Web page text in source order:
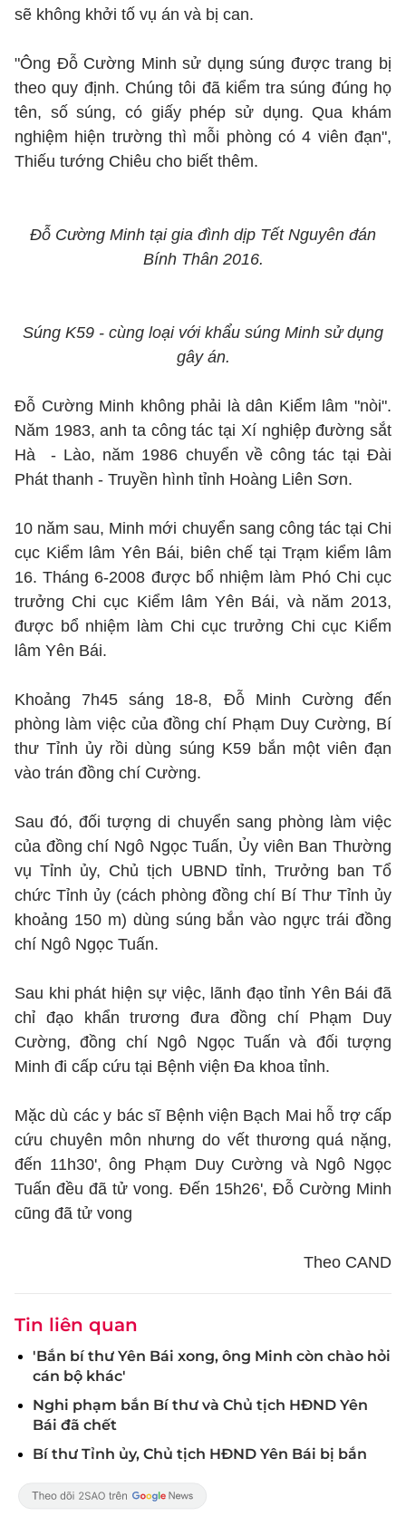
sẽ không khởi tố vụ án và bị can.
"Ông Đỗ Cường Minh sử dụng súng được trang bị
theo quy định. Chúng tôi đã kiểm tra súng đúng họ
tên, số súng, có giấy phép sử dụng. Qua khám
nghiệm hiện trường thì mỗi phòng có 4 viên đạn",
Thiếu tướng Chiêu cho biết thêm.
Đỗ Cường Minh tại gia đình dịp Tết Nguyên đán
Bính Thân 2016.
Súng K59 - cùng loại với khẩu súng Minh sử dụng
gây án.
Đỗ Cường Minh không phải là dân Kiểm lâm "nòi".
Năm 1983, anh ta công tác tại Xí nghiệp đường sắt
Hà - Lào, năm 1986 chuyển về công tác tại Đài
Phát thanh - Truyền hình tỉnh Hoàng Liên Sơn.
10 năm sau, Minh mới chuyển sang công tác tại Chi
cục Kiểm lâm Yên Bái, biên chế tại Trạm kiểm lâm
16. Tháng 6-2008 được bổ nhiệm làm Phó Chi cục
trưởng Chi cục Kiểm lâm Yên Bái, và năm 2013,
được bổ nhiệm làm Chi cục trưởng Chi cục Kiểm
lâm Yên Bái.
Khoảng 7h45 sáng 18-8, Đỗ Minh Cường đến
phòng làm việc của đồng chí Phạm Duy Cường, Bí
thư Tỉnh ủy rồi dùng súng K59 bắn một viên đạn
vào trán đồng chí Cường.
Sau đó, đối tượng di chuyển sang phòng làm việc
của đồng chí Ngô Ngọc Tuấn, Ủy viên Ban Thường
vụ Tỉnh ủy, Chủ tịch UBND tỉnh, Trưởng ban Tổ
chức Tỉnh ủy (cách phòng đồng chí Bí Thư Tỉnh ủy
khoảng 150 m) dùng súng bắn vào ngực trái đồng
chí Ngô Ngọc Tuấn.
Sau khi phát hiện sự việc, lãnh đạo tỉnh Yên Bái đã
chỉ đạo khẩn trương đưa đồng chí Phạm Duy
Cường, đồng chí Ngô Ngọc Tuấn và đối tượng
Minh đi cấp cứu tại Bệnh viện Đa khoa tỉnh.
Mặc dù các y bác sĩ Bệnh viện Bạch Mai hỗ trợ cấp
cứu chuyên môn nhưng do vết thương quá nặng,
đến 11h30', ông Phạm Duy Cường và Ngô Ngọc
Tuấn đều đã tử vong. Đến 15h26', Đỗ Cường Minh
cũng đã tử vong
Theo CAND
Tin liên quan
'Bắn bí thư Yên Bái xong, ông Minh còn chào hỏi
cán bộ khác'
Nghi phạm bắn Bí thư và Chủ tịch HĐND Yên
Bái đã chết
Bí thư Tỉnh ủy, Chủ tịch HĐND Yên Bái bị bắn